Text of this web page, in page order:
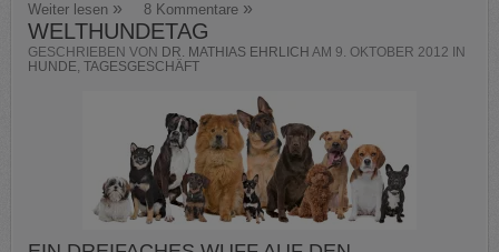
Weiter lesen 8 Kommentare
WELTHUNDETAG
GESCHRIEBEN VON DR. MATHIAS EHRLICH AM 9. OKTOBER 2012 IN
HUNDE, TAGESGESCHÄFT